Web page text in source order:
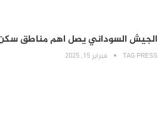
الجيش السوداني يصل اهم مناطق سكن
TAG PRESS فبراير 15, 2025